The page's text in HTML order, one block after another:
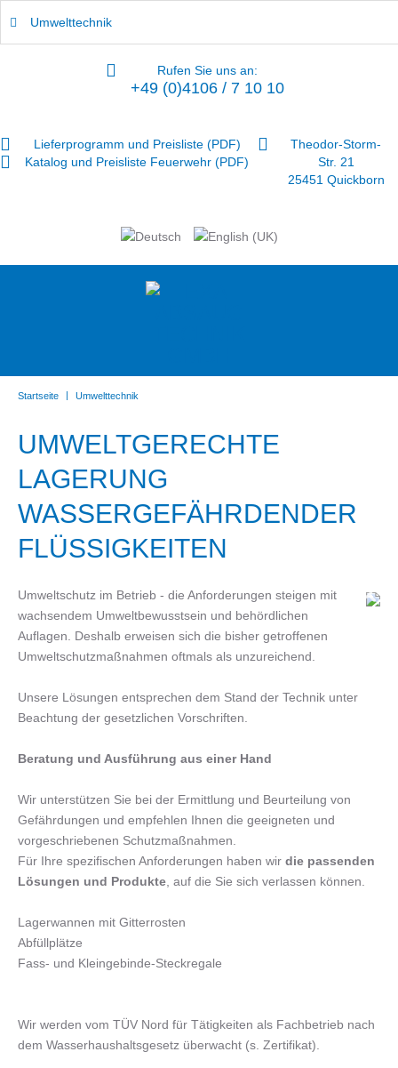
Rufen Sie uns an:
+49 (0)4106 / 7 10 10
Lieferprogramm und Preisliste (PDF)
Katalog und Preisliste Feuerwehr (PDF)
Theodor-Storm-
Str. 21
25451 Quickborn
Umwelttechnik
Startseite | Umwelttechnik
UMWELTGERECHTE
LAGERUNG
WASSERGEFÄHRDENDER
FLÜSSIGKEITEN
Umweltschutz im Betrieb - die Anforderungen steigen mit
wachsendem Umweltbewusstsein und behördlichen
Auflagen. Deshalb erweisen sich die bisher getroffenen
Umweltschutzmaßnahmen oftmals als unzureichend.
Unsere Lösungen entsprechen dem Stand der Technik unter
Beachtung der gesetzlichen Vorschriften.
Beratung und Ausführung aus einer Hand
Wir unterstützen Sie bei der Ermittlung und Beurteilung von
Gefährdungen und empfehlen Ihnen die geeigneten und
vorgeschriebenen Schutzmaßnahmen.
Für Ihre spezifischen Anforderungen haben wir die passenden
Lösungen und Produkte , auf die Sie sich verlassen können.
Lagerwannen mit Gitterrosten
Abfüllplätze
Fass- und Kleingebinde-Steckregale
Wir werden vom TÜV Nord für Tätigkeiten als Fachbetrieb nach
dem Wasserhaushaltsgesetz überwacht (s. Zertifikat).